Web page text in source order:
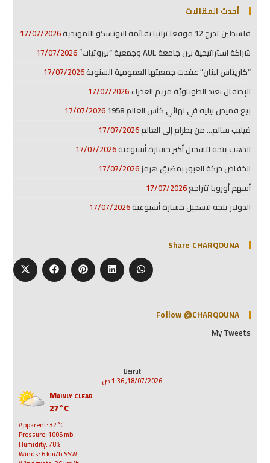
أحدث المقالات
فلسطين تدرج 12 موقعا تراثيا بقائمة اليونسكو التمهيدية
17/07/2026
شراكة استراتيجية بين جامعة AUL وجمعية “بيروتيات”
17/07/2026
“كاريتاس لبنان” عقدت جمعيتها العمومية السنوية17/07/2026
الإحتفال بعيد الطوباويَّة مريم العذراء17/07/2026
بيع قميص بيليه في نهائي كأس العالم 1958
17/07/2026
فيليب سالم… من بطرام إلى العالم17/07/2026
الذهب يتجه لتسجيل أكبر خسارة أسبوعية17/07/2026
انخفاض حركة العبور بمضيق هرمز17/07/2026
أسهم أوروبا تتراجع17/07/2026
الدولار يتجه لتسجيل خسارة أسبوعية17/07/2026
Share CHARQOUNA
Follow @CHARQOUNA
My Tweets
Beirut
18/07/2026, 1:36 ص
Mainly clear
27°C
Apparent: 32°C
Pressure: 1005 mb
Humidity: 78%
Winds: 6 km/h SSW